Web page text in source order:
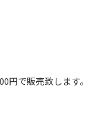
円で販売致します。